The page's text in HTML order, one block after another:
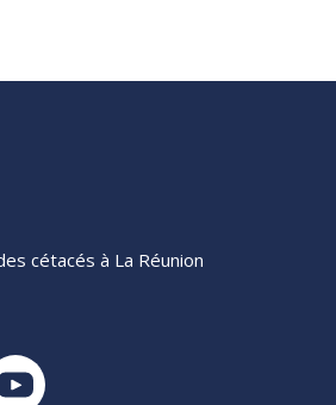
cétacés à La Réunion